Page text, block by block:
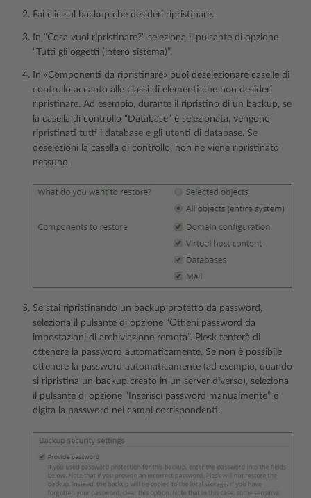
Fai clic sul backup che desideri ripristinare.
In “Cosa vuoi ripristinare?” seleziona il pulsante di opzione
“Tutti gli oggetti (intero sistema)”.
In «Componenti da ripristinare» puoi deselezionare caselle di
controllo accanto alle classi di elementi che non desideri
ripristinare. Ad esempio, durante il ripristino di un backup, se
la casella di controllo “Database” è selezionata, vengono
ripristinati tutti i database e gli utenti di database. Se
deselezioni la casella di controllo, non ne viene ripristinato
nessuno.
Se stai ripristinando un backup protetto da password,
seleziona il pulsante di opzione “Ottieni password da
impostazioni di archiviazione remota”. Plesk tenterà di
ottenere la password automaticamente. Se non è possibile
ottenere la password automaticamente (ad esempio, quando
si ripristina un backup creato in un server diverso), seleziona
il pulsante di opzione “Inserisci password manualmente” e
digita la password nei campi corrispondenti.